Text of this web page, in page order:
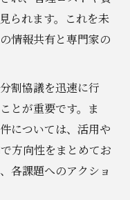
られます。これを未
情報共有と専門家の
割協議を迅速に行
とが重要です。ま
については、活用や
方向性をまとめてお
各課題へのアクショ